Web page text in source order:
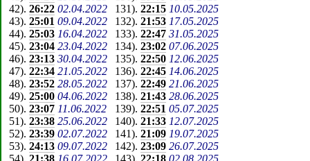
42). 26:22 02.04.2022 131). 22:15 10.05.2025
43). 25:01 09.04.2022 132). 21:53 17.05.2025
44). 25:03 16.04.2022 133). 22:47 31.05.2025
45). 23:04 23.04.2022 134). 23:02 07.06.2025
46). 23:13 30.04.2022 135). 22:50 12.06.2025
47). 22:34 21.05.2022 136). 22:45 14.06.2025
48). 23:52 28.05.2022 137). 22:49 21.06.2025
49). 25:00 04.06.2022 138). 21:43 28.06.2025
50).23:07 11.06.2022 139). 22:51 05.07.2025
51). 23:38 25.06.2022 140). 21:33 12.07.2025
52). 23:39 02.07.2022 141). 21:09 19.07.2025
53). 24:13 09.07.2022 142). 23:09 26.07.2025
54). 21:38 16.07.2022 143). 22:18 02.08.2025